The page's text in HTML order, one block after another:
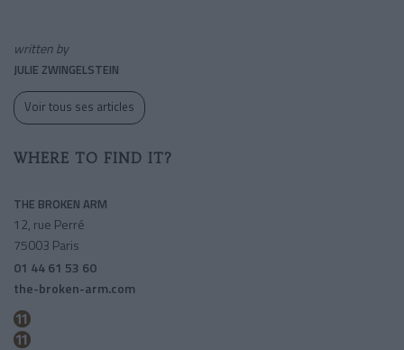
written by
JULIE ZWINGELSTEIN
Voir tous ses articles
WHERE TO FIND IT?
THE BROKEN ARM
12, rue Perré
75003 Paris
01 44 61 53 60
the-broken-arm.com